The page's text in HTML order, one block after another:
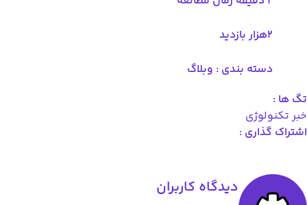
دسته بندی :وبلاگ
:
تکنولوژی
گذاری :
دیدگاه کاربران